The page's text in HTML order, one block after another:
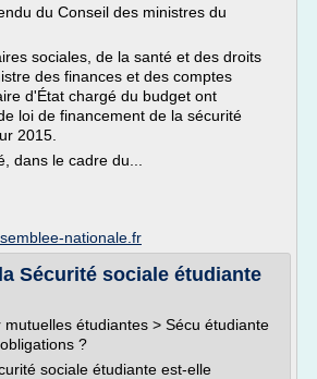
du Conseil des ministres du
sociales, de la santé et des droits
des finances et des comptes
d'État chargé du budget ont
loi de financement de la sécurité
2015.
dans le cadre du...
nationale.fr
Sécurité sociale étudiante
mutuelles étudiantes > Sécu étudiante
?
sociale étudiante est-elle